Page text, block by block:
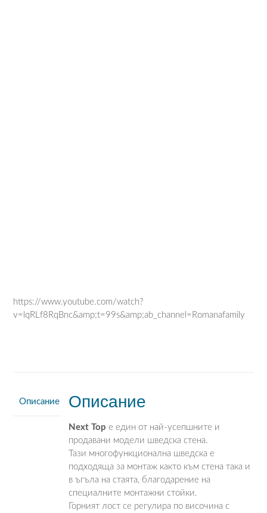
https://www.youtube.com/watch?
v=lqRLf8RqBnc&amp;t=99s&amp;ab_channel=Romanafamily
Описание Описание
Next Top е един от най-усепшните и
продавани модели шведска стена.
Тази многофункционална шведска е
подходяща за монтаж както към стена така и
в ъгъла на стаята, благодарение на
специалните монтажни стойки.
Горният лост се регулира по височина с